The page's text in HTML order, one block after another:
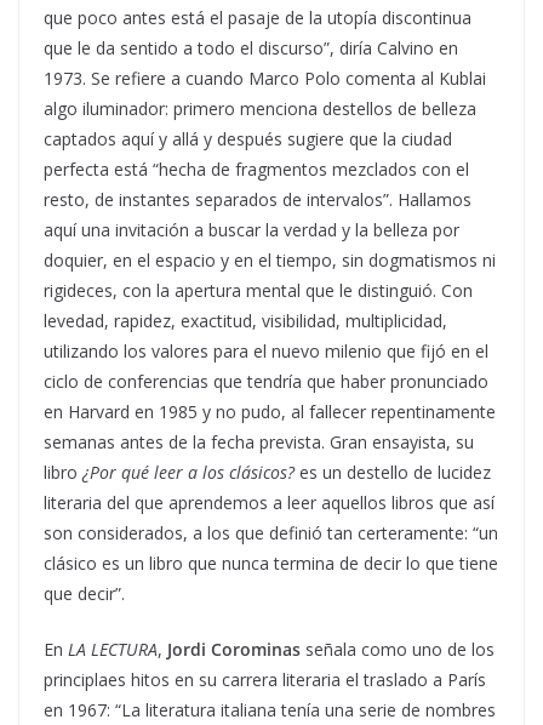
que poco antes está el pasaje de la utopía discontinua
que le da sentido a todo el discurso”, diría Calvino en
1973. Se refiere a cuando Marco Polo comenta al Kublai
algo iluminador: primero menciona destellos de belleza
captados aquí y allá y después sugiere que la ciudad
perfecta está “hecha de fragmentos mezclados con el
resto, de instantes separados de intervalos”. Hallamos
aquí una invitación a buscar la verdad y la belleza por
doquier, en el espacio y en el tiempo, sin dogmatismos ni
rigideces, con la apertura mental que le distinguió. Con
levedad, rapidez, exactitud, visibilidad, multiplicidad,
utilizando los valores para el nuevo milenio que fijó en el
ciclo de conferencias que tendría que haber pronunciado
en Harvard en 1985 y no pudo, al fallecer repentinamente
semanas antes de la fecha prevista. Gran ensayista, su
libro ¿Por qué leer a los clásicos?es un destello de lucidez
literaria del que aprendemos a leer aquellos libros que así
son considerados, a los que definió tan certeramente: “un
clásico es un libro que nunca termina de decir lo que tiene
que decir”.
En LA LECTURA, Jordi Corominas señala como uno de los
principlaes hitos en su carrera literaria el traslado a París
en 1967: “La literatura italiana tenía una serie de nombres